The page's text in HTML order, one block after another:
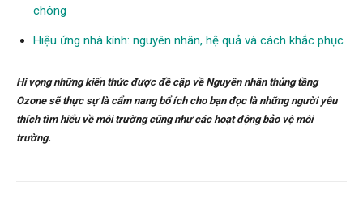
chóng
Hiệu ứng nhà kính: nguyên nhân, hệ quả và cách khắc phục
Hi vọng những kiến thức được đề cập về Nguyên nhân thủng tầng
Ozone sẽ thực sự là cẩm nang bổ ích cho bạn đọc là những người yêu
thích tìm hiểu về môi trường cũng như các hoạt động bảo vệ môi
trường.